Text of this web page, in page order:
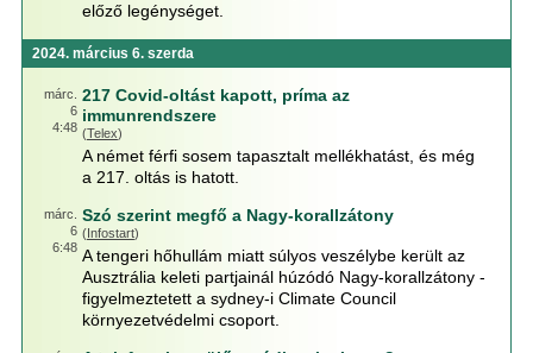
előző legénységet.
2024. március 6. szerda
márc.
6
4:48
217 Covid-oltást kapott, príma az
immunrendszere
(Telex)
A német férfi sosem tapasztalt mellékhatást, és még
a 217. oltás is hatott.
márc.
6
6:48
Szó szerint megfő a Nagy-korallzátony
(Infostart)
A tengeri hőhullám miatt súlyos veszélybe került az
Ausztrália keleti partjainál húzódó Nagy-korallzátony -
figyelmeztetett a sydney-i Climate Council
környezetvédelmi csoport.